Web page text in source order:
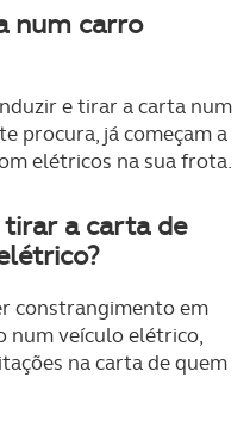
num carro
e tirar a carta num
procura, já começam a
elétricos na sua frota.
a carta de
constrangimento em
num veículo elétrico,
na carta de quem